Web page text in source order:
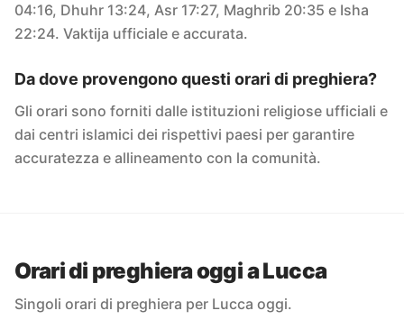
04:16, Dhuhr 13:24, Asr 17:27, Maghrib 20:35 e Isha
22:24. Vaktija ufficiale e accurata.
Da dove provengono questi orari di preghiera?
Gli orari sono forniti dalle istituzioni religiose ufficiali e
dai centri islamici dei rispettivi paesi per garantire
accuratezza e allineamento con la comunità.
Orari di preghiera oggi a Lucca
Singoli orari di preghiera per Lucca oggi.